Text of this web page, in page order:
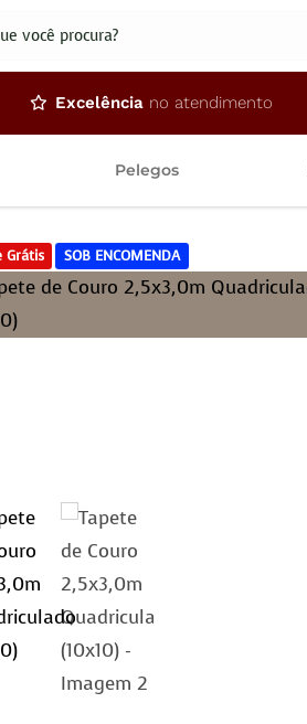
Excelência no atendimento
Pelegos
Grátis SOB ENCOMENDA